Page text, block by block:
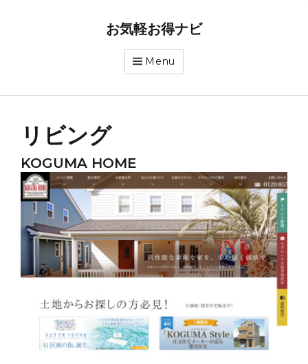
お気軽お得ナビ
Menu
リビング
KOGUMA HOME